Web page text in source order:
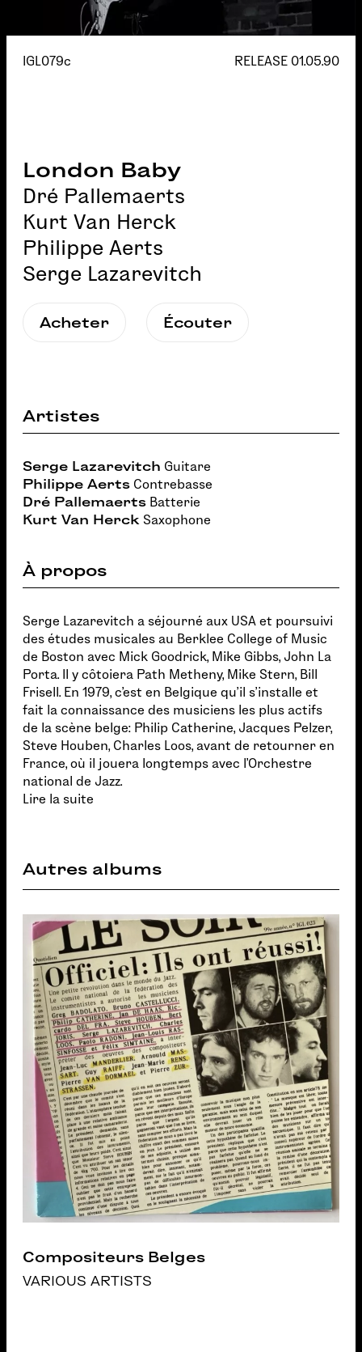
IGL079c RELEASE 01.05.90
London Baby
Dré Pallemaerts
Kurt Van Herck
Philippe Aerts
Serge Lazarevitch
Acheter Écouter
Artistes
Serge Lazarevitch Guitare
Philippe Aerts Contrebasse
Dré Pallemaerts Batterie
Kurt Van Herck Saxophone
À propos
Serge Lazarevitch a séjourné aux USA et poursuivi
des études musicales au Berklee College of Music
de Boston avec Mick Goodrick, Mike Gibbs, John La
Porta. Il y côtoiera Path Metheny, Mike Stern, Bill
Frisell. En 1979, c'est en Belgique qu'il s'installe et
fait la connaissance des musiciens les plus actifs
de la scène belge: Philip Catherine, Jacques Pelzer,
Steve Houben, Charles Loos, avant de retourner en
France, où il jouera longtemps avec l'Orchestre
national de Jazz.
Lire la suite
Autres albums
Compositeurs Belges
VARIOUS ARTISTS